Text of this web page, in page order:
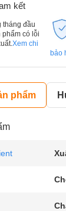
kết
tháng đầu
phẩm có lỗi
Xem chi
bảo
phẩm